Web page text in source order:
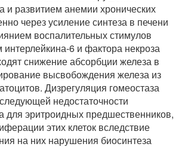
и развитием анемии хронических
через усиление синтеза в печени
воспалительных стимулов
6 и фактора некроза
снижение абсорбции железа в
высвобождения железа из
Дизрегуляция гомеостаза
недостаточности
для эритроидных предшественников,
этих клеток вследствие
на них нарушения биосинтеза